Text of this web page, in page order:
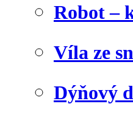
Robot –
Víla ze
Dýňový